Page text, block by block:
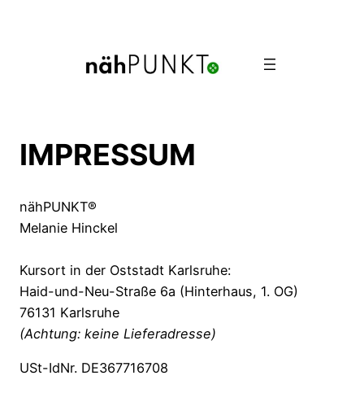
IMPRESSUM
nähPUNKT®
Melanie Hinckel
Kursort in der Oststadt Karlsruhe:
Haid-und-Neu-Straße 6a (Hinterhaus, 1. OG)
76131 Karlsruhe
(Achtung: keine Lieferadresse)
USt-IdNr. DE367716708